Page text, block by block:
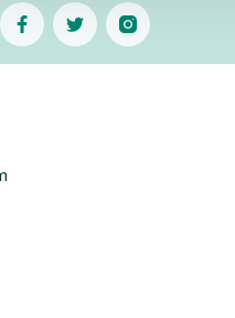
(Let op uitgaande link)
facebook(Let op uitgaande
twitter(Let op
instagram